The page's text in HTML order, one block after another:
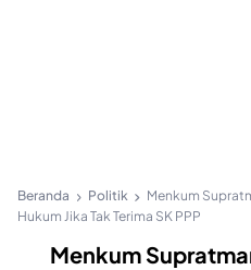
Beranda Politik
Menkum
Hukum Jika Tak Terima SK PPP
Menkum